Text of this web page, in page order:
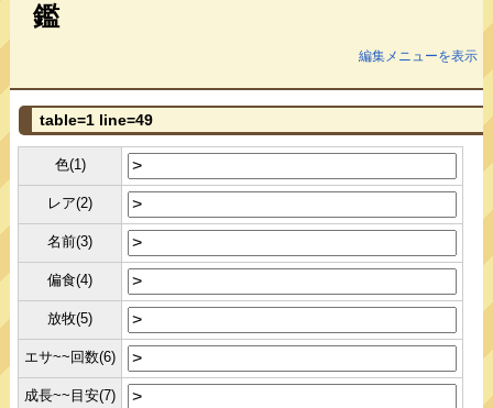
鑑
編集メニューを表示
table=1 line=49
色(1)
レア(2)
名前(3)
偏食(4)
放牧(5)
エサ~~回数(6)
成長~~目安(7)